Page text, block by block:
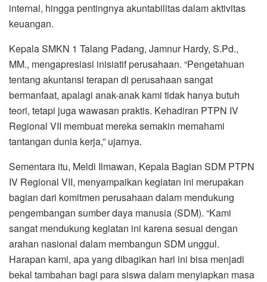
internal, hingga pentingnya akuntabilitas dalam aktivitas
keuangan.
Kepala SMKN 1 Talang Padang, Jamnur Hardy, S.Pd.,
MM., mengapresiasi inisiatif perusahaan. “Pengetahuan
tentang akuntansi terapan di perusahaan sangat
bermanfaat, apalagi anak-anak kami tidak hanya butuh
teori, tetapi juga wawasan praktis. Kehadiran PTPN IV
Regional VII membuat mereka semakin memahami
tantangan dunia kerja,” ujarnya.
Sementara itu, Meldi Ilmawan, Kepala Bagian SDM PTPN
IV Regional VII, menyampaikan kegiatan ini merupakan
bagian dari komitmen perusahaan dalam mendukung
pengembangan sumber daya manusia (SDM). “Kami
sangat mendukung kegiatan ini karena sesuai dengan
arahan nasional dalam membangun SDM unggul.
Harapan kami, apa yang dibagikan hari ini bisa menjadi
bekal tambahan bagi para siswa dalam menyiapkan masa